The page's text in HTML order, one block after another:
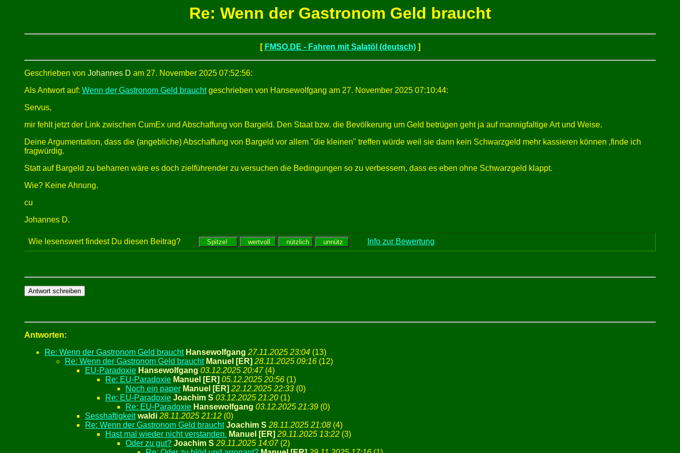
Re: Wenn der Gastronom Geld braucht
[ FMSO.DE - Fahren mit Salatöl (deutsch)]
Geschrieben von Johannes D am 27. November 2025 07:52:56:
Als Antwort auf: Wenn der Gastronom Geld brauchtgeschrieben von Hansewolfgang am 27. November 2025 07:10:44:
Servus,
mir fehlt jetzt der Link zwischen CumEx und Abschaffung von Bargeld. Den Staat bzw. die Bevölkerung um Geld betrügen geht ja auf mannigfaltige Art und Weise.
Deine Argumentation, dass die (angebliche) Abschaffung von Bargeld vor allem "die kleinen" treffen würde weil sie dann kein Schwarzgeld mehr kassieren können ,finde ich
fragwürdig.
Statt auf Bargeld zu beharren wäre es doch zielführender zu versuchen die Bedingungen so zu verbessern, dass es eben ohne Schwarzgeld klappt.
Wie? Keine Ahnung.
cu
Johannes D.
Wie lesenswert findest Du diesen Beitrag? Info zur Bewertung
Antworten:
Re: Wenn der Gastronom Geld braucht Hansewolfgang 27.11.2025 23:04 (13)
Re: Wenn der Gastronom Geld braucht Manuel [ER] 28.11.2025 09:16 (12)
EU-Paradoxie Hansewolfgang 03.12.2025 20:47(4)
Re: EU-Paradoxie Manuel [ER] 05.12.2025 20:56 (1)
Noch ein paper Manuel [ER] 22.12.2025 22:33 (0)
Re: EU-Paradoxie Joachim S 03.12.2025 21:20 (1)
Re: EU-Paradoxie Hansewolfgang 03.12.2025 21:39 (0)
Sesshaftigkeit waldi 28.11.2025 21:12 (0)
Re: Wenn der Gastronom Geld braucht Joachim S 28.11.2025 21:08 (4)
Hast mal wieder nicht verstanden. Manuel [ER] 29.11.2025 13:22 (3)
Oder zu gut? Joachim S 29.11.2025 14:07(2)